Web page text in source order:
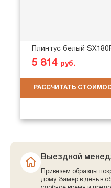
Плинтус белый
5 814 руб.
РАССЧИТАТЬ
Выездной
Привезем образцы
дому. Замер в день в